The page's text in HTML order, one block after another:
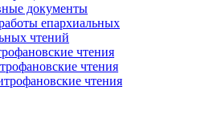
документы
епархиальных
чтений
чтения
чтения
чтения